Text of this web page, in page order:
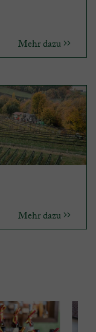
Mehr dazu
Mehr dazu